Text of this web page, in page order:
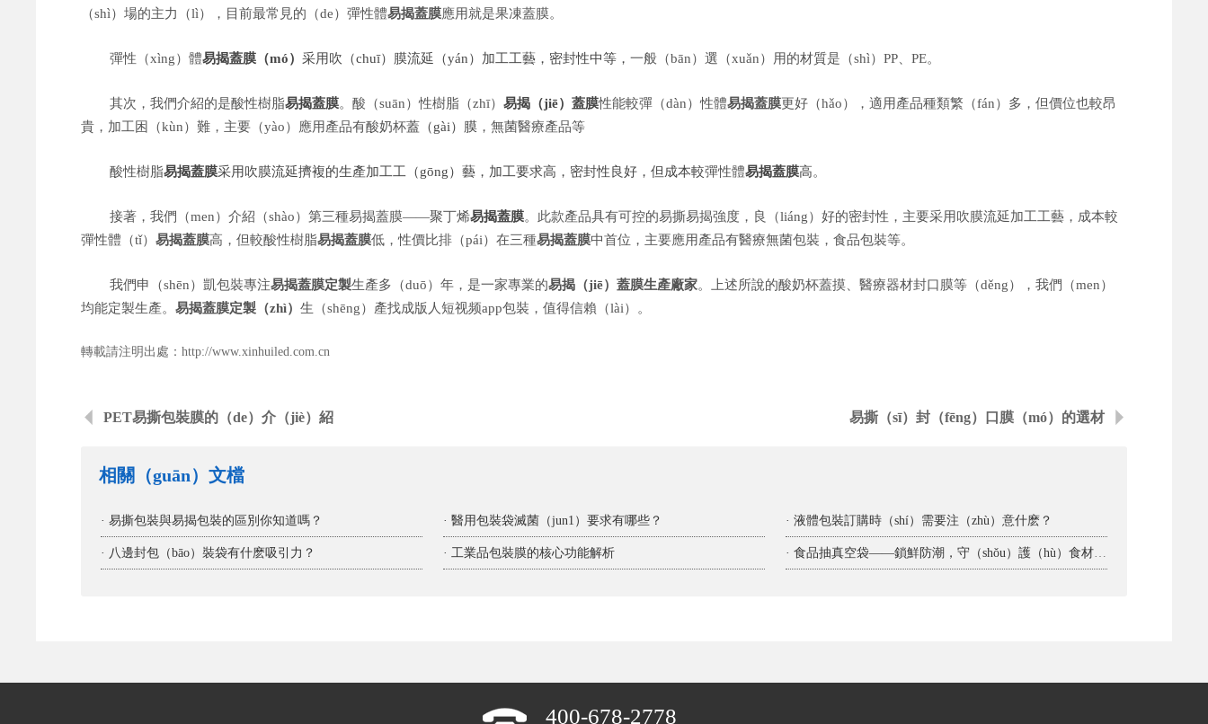
（shì）場的主力（lì），目前最常見的（de）彈性體易揭蓋膜應用就是果凍蓋膜。
彈性（xìng）體易揭蓋膜（mó）采用吹（chuī）膜流延（yán）加工工藝，密封性中等，一般（bān）選（xuǎn）用的材質是（shì）PP、PE。
其次，我們介紹的是酸性樹脂易揭蓋膜。酸（suān）性樹脂（zhī）易揭（jiē）蓋膜性能較彈（dàn）性體易揭蓋膜更好（hǎo），適用產品種類繁（fán）多，但價位也較昂
貴，加工困（kùn）難，主要（yào）應用產品有酸奶杯蓋（gài）膜 ，無菌醫療產品等
酸性樹脂易揭蓋膜采用吹膜流延擠複的生產加工工（gōng）藝，加工要求高，密封性良好，但成本較彈性體易揭蓋膜高。
接著，我們（men）介紹（shào）第三種易揭蓋膜——聚丁烯易揭蓋膜。此款產品具有可控的易撕易揭強度，良（liáng）好的密封性，主要采用吹膜流延加工工藝，成本較
彈性體（tǐ）易揭蓋膜高，但較酸性樹脂易揭蓋膜低，性價比排（pái）在三種易揭蓋膜中首位，主要應用產品有醫療無菌包裝，食品包裝等。
我們申（shēn）凱包裝專注易揭蓋膜定製生產多（duō）年，是一家專業的易揭（jiē）蓋膜生產廠家。上述所說的酸奶杯蓋摸、醫療器材封口膜等（děng），我們（men）
均能定製生產。易揭蓋膜定製（zhì）生（shēng）產找成版人短视频app包裝，值得信賴（lài）。
轉載請注明出處：http://www.xinhuiled.com.cn
PET易撕包裝膜的（de）介（jiè）紹 易撕（sī）封（fēng）口膜（mó）的選材
相關（guān）文檔
· 易撕包裝與易揭包裝的區別你知道嗎？ · 醫用包裝袋滅菌（jun1）要求有哪些？ · 液體包裝訂購時（shí）需要注（zhù）意什麽？
· 八邊封包（bāo）裝袋有什麽吸引力？ · 工業品包裝膜的核心功能解析 · 食品抽真空袋——鎖鮮防潮，守（shǒu）護（hù）食材本味（wèi）
400-678-2778